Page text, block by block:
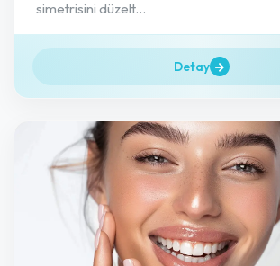
simetrisini düzelt...
Detay